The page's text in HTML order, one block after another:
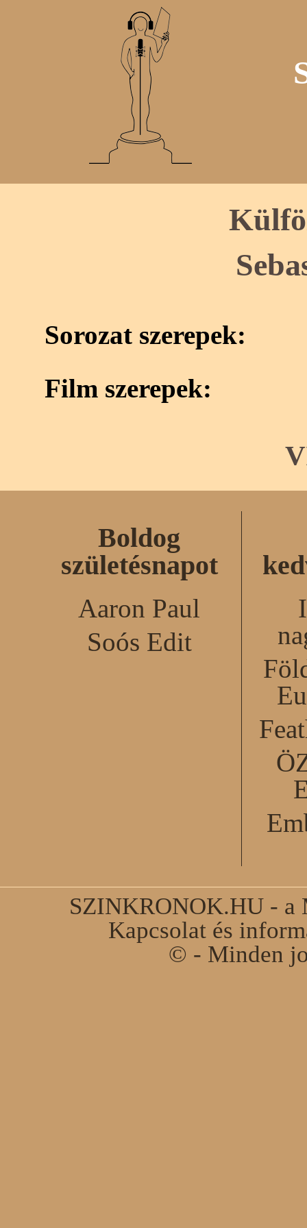
Sorozat szerepek:
Film szerepek:
Boldog
születésnapot
Aaron Paul
Soós Edit
SZINKRONOK.HU - a
Kapcsolat és
© - Minden